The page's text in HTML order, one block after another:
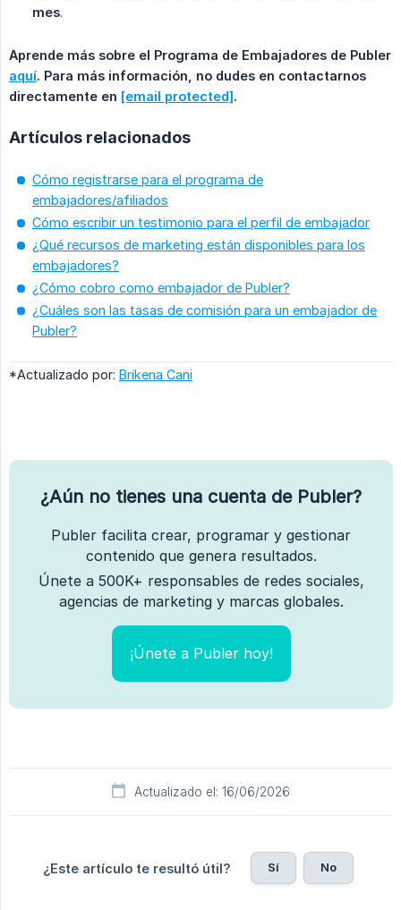
mes.
aquí. Para más información, no dudes en contactarnos
directamente en [email protected].
Artículos relacionados
Cómo registrarse para el programa de
embajadores/afiliados
Cómo escribir un testimonio para el perfil de embajador
¿Qué recursos de marketing están disponibles para los
embajadores?
¿Cómo cobro como embajador de Publer?
¿Cuáles son las tasas de comisión para un embajador de
Publer?
*Actualizado por: Brikena Cani
¿Aún no tienes una cuenta de Publer?
Publer facilita crear, programar y gestionar
contenido que genera resultados.
Únete a 500K+ responsables de redes sociales,
agencias de marketing y marcas globales.
¡Únete a Publer hoy!
Actualizado el: 16/06/2026
¿Este artículo te resultó útil? Sí No